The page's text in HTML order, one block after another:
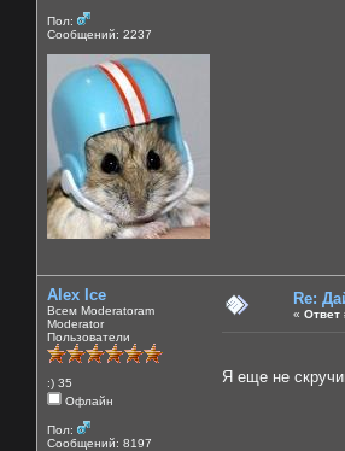
Пол:
Сообщений: 2237
Alex Ice
Всем Moderatoram
Moderator
Пользователи
:) 35
Офлайн
Пол:
Сообщений: 8197
Re:
« Ответ
Я еще не